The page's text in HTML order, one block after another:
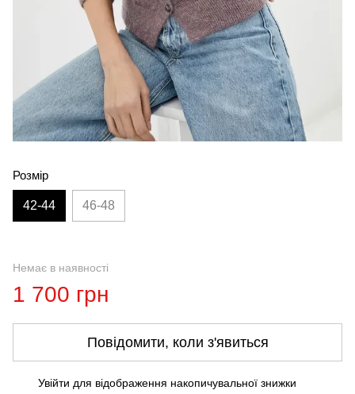
Розмір
42-44 46-48
Немає в наявності
1 700 грн
Повідомити, коли з'явиться
Увійти для відображення накопичувальної знижки